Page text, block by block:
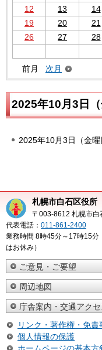
12
13 14
19
20 21
26
27 28
前月 次月
2025年10月3日
2025年10月3日（金曜
札幌市白石区役所
〒003-8612 札幌市白
代表電話： 011-861-2400
業務時間 8時45分～17時15分
はお休み）
ご意見・ご要望
周辺地図
庁舎案内・交通アクセ
リンク・著作権・免責
個人情報の保護